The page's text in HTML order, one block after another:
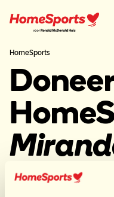
naar
hoofdnavigatie
HomeSports